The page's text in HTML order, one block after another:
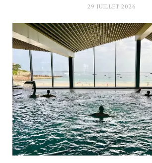
29 JUILLET 2026